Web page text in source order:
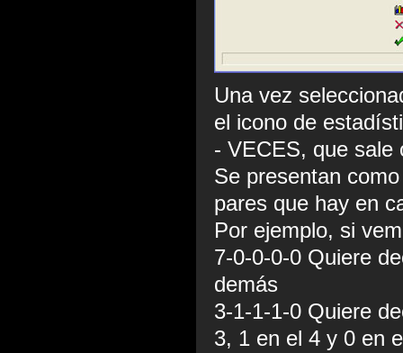
Una vez
el icono de
- VECES, que sale
Se presentan
pares que hay en
Por ejemplo, si
7-0-0-0-0 Quiere
demás
3-1-1-1-0 Quiere
3, 1 en el 4 y 0 en